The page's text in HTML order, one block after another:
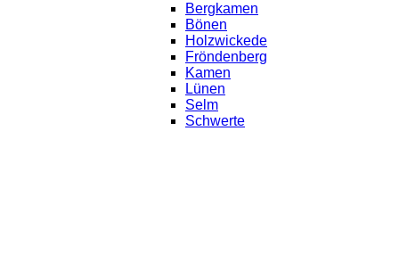
Bergkamen
Bönen
Holzwickede
Fröndenberg
Kamen
Lünen
Selm
Schwerte